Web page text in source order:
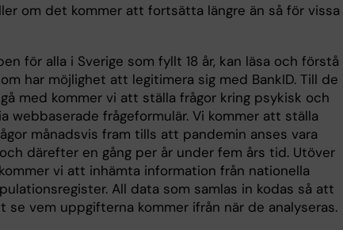
om det kommer att fortsätta längre än så för vissa
för alla i Sverige som fyllt 18 år, kan läsa och förstå
har möjlighet att legitimera sig med BankID. Till de
med kommer vi att ställa frågor kring psykisk och
webbaserade frågeformulär. Vi kommer att ställa
månadsvis fram tills att pandemin anses vara
därefter en gång per år under fem års tid. Utöver
vi att inhämta information från nationella
All data som samlas in kodas så att
se vem uppgifterna kommer ifrån när de analyseras.